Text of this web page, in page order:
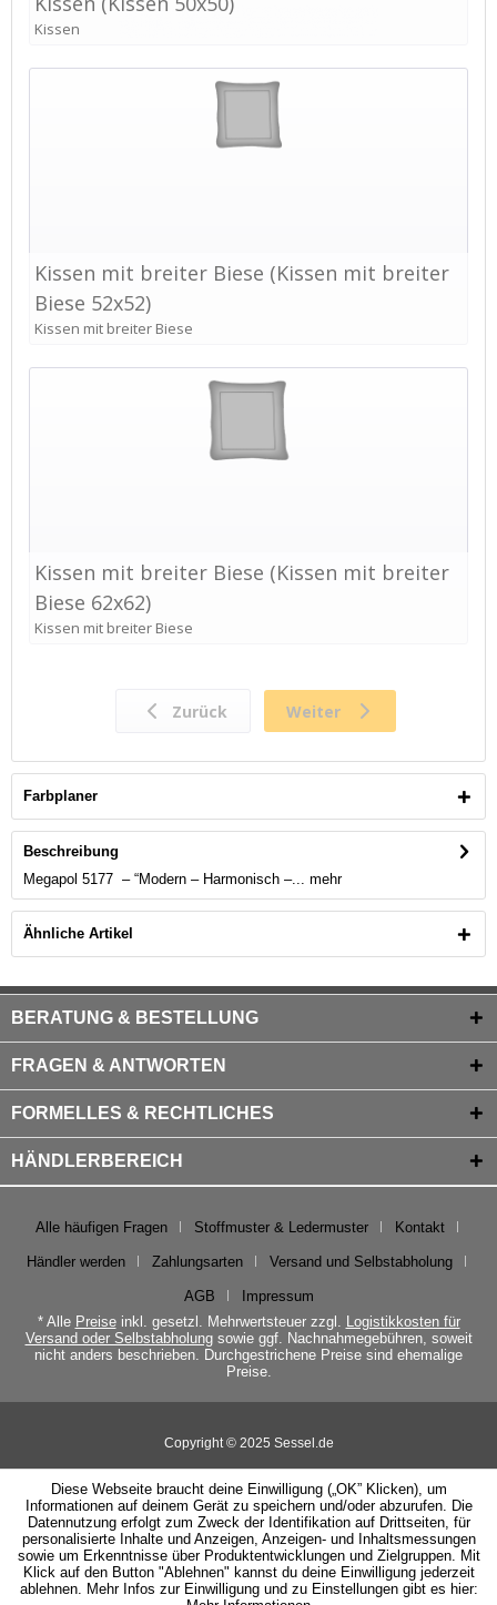
Farbplaner
Beschreibung
Megapol 5177 – “Modern – Harmonisch –... mehr
Ähnliche Artikel
BERATUNG & BESTELLUNG
FRAGEN & ANTWORTEN
FORMELLES & RECHTLICHES
HÄNDLERBEREICH
Alle häufigen Fragen Stoffmuster & Ledermuster Kontakt
Händler werden Zahlungsarten Versand und Selbstabholung
AGB
Impressum
* Alle Preiseinkl. gesetzl. Mehrwertsteuer zzgl. Logistikkosten für
Versand oder Selbstabholungsowie ggf. Nachnahmegebühren, soweit
nicht anders beschrieben. Durchgestrichene Preise sind ehemalige
Preise.
Copyright © 2025 Sessel.de
Diese Webseite braucht deine Einwilligung („OK” Klicken), um
Informationen auf deinem Gerät zu speichern und/oder abzurufen. Die
Datennutzung erfolgt zum Zweck der Identifikation auf Drittseiten, für
personalisierte Inhalte und Anzeigen, Anzeigen- und Inhaltsmessungen
sowie um Erkenntnisse über Produktentwicklungen und Zielgruppen. Mit
Klick auf den Button "Ablehnen" kannst du deine Einwilligung jederzeit
ablehnen. Mehr Infos zur Einwilligung und zu Einstellungen gibt es hier: